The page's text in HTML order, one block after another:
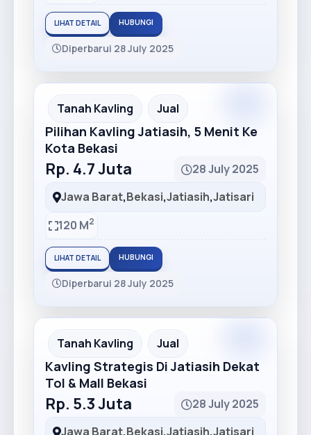
LIHAT DETAIL HUBUNGI
Diperbarui 28 July 2025
Recommended
Tanah Kavling Jual
Pilihan Kavling Jatiasih, 5 Menit Ke
Kota Bekasi
Rp. 4.7 Juta
28 July 2025
Jawa Barat,Bekasi,Jatiasih,Jatisari
120 M2
LIHAT DETAIL HUBUNGI
Diperbarui 28 July 2025
Recommended
Tanah Kavling Jual
Kavling Strategis Di Jatiasih Dekat
Tol & Mall Bekasi
Rp. 5.3 Juta
28 July 2025
Jawa Barat,Bekasi,Jatiasih,Jatisari